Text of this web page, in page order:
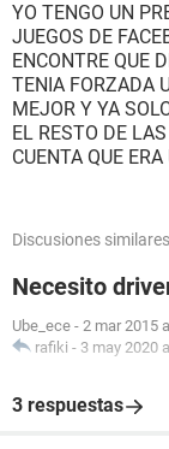
YO TENGO UN
JUEGOS DE
ENCONTRE QUE
TENIA FORZADA
MEJOR Y YA
EL RESTO DE
CUENTA QUE
Discusiones similares
Necesito
Ube_ece - 2 mar 2015
rafiki - 3 may 2020
3 respuestas